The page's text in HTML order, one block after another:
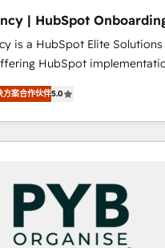
across your full tech
object setup, CMS
automation. - Dashboards,
and lead nurturing
- Cross-hub setup across
Sales, Operations, and
optimization, managed
your most powerful growth
scale, and drive results.
| HubSpot
is a HubSpot Elite Solutions
HubSpot
automation, CRM and RevOps
B2B SEO, paid media, content
AEO and GEO (AI search
and HubSpot Content
professional services,
industrial sectors. Offices in
Cape Town, Dubai &
方案合作伙伴5.0